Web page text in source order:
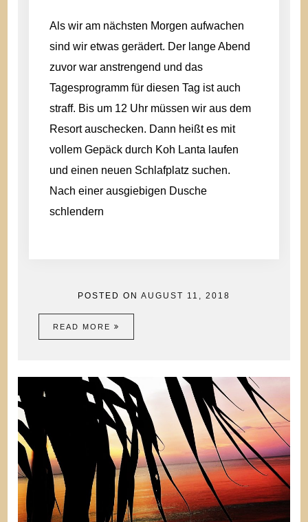
Als wir am nächsten Morgen aufwachen
sind wir etwas gerädert. Der lange Abend
zuvor war anstrengend und das
Tagesprogramm für diesen Tag ist auch
straff. Bis um 12 Uhr müssen wir aus dem
Resort auschecken. Dann heißt es mit
vollem Gepäck durch Koh Lanta laufen
und einen neuen Schlafplatz suchen.
Nach einer ausgiebigen Dusche
schlendern
POSTED ON AUGUST 11, 2018
READ MORE